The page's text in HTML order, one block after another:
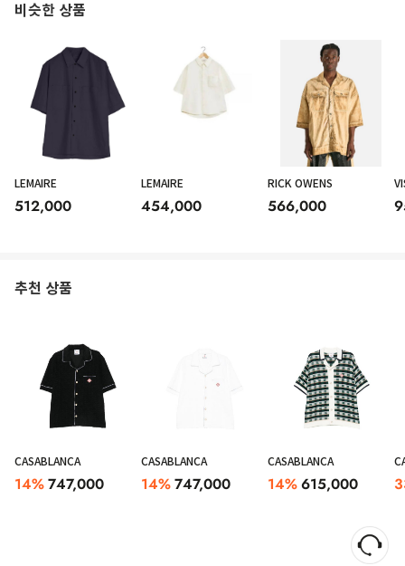
비슷한 상품
LEMAIRE
512,000
LEMAIRE
454,000
RICK OWENS
566,000
추천 상품
CASABLANCA
14%747,000
CASABLANCA
14%747,000
CASABLANCA
14%615,000